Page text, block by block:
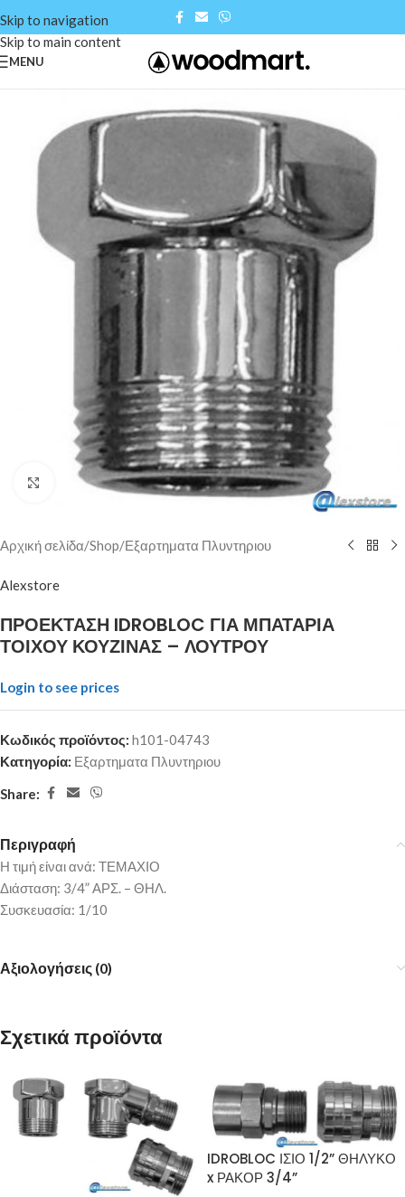
Skip to navigation
Skip to main content
MENU
Click to enlarge
Αρχική σελίδα/Shop/Εξαρτηματα Πλυντηριου
Alexstore
ΠΡΟΕΚΤΑΣΗ IDROBLOC ΓΙΑ ΜΠΑΤΑΡΙΑ
ΤΟΙΧΟΥ ΚΟΥΖΙΝΑΣ – ΛΟΥΤΡΟΥ
Login to see prices
Κωδικός προϊόντος: h101-04743
Κατηγορία: Εξαρτηματα Πλυντηριου
Share:
Περιγραφή
Η τιμή είναι ανά: ΤΕΜΑΧΙΟ
Διάσταση: 3/4” ΑΡΣ. – ΘΗΛ.
Συσκευασία: 1/10
Αξιολογήσεις (0)
Σχετικά προϊόντα
IDROBLOC ΙΣΙΟ 1/2” ΘΗΛΥΚΟ
x ΡΑΚΟΡ 3/4”